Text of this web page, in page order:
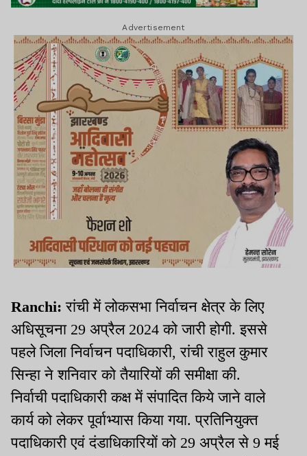
Advertisement
Ranchi: रांची में लोकसभा निर्वाचन क्षेत्र के लिए
अधिसूचना 29 अप्रैल 2024 को जारी होगी. इससे
पहले जिला निर्वाचन पदाधिकारी, रांची राहुल कुमार
सिन्हा ने शनिवार को तैयारियों की समीक्षा की.
निर्वाची पदाधिकारी कक्ष में संपादित किये जाने वाले
कार्य को लेकर पूर्वाभ्यास किया गया. प्रतिनियुक्त
पदाधिकारी एवं दंडाधिकारियों को 29 अप्रैल से 9 मई